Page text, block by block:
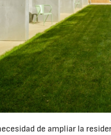
de ampliar la